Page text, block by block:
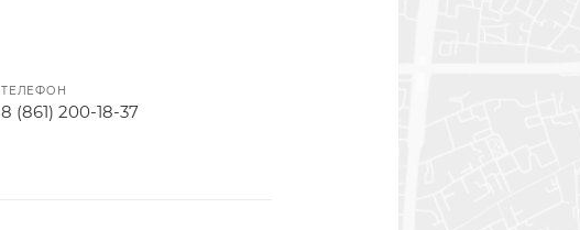
ТЕЛЕФОН
8 (861) 200-18-37